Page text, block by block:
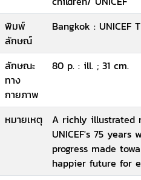
พิมพ์
ลักษณ์
Bangkok : UNICEF
ลักษณะ
ทาง
กายภาพ
80 p. : ill. ; 31 cm.
หมายเหตุ
A richly illustrated
UNICEF's 75
progress made
happier future for